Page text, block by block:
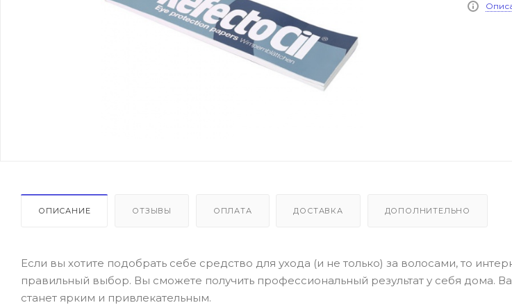
ОПИСАНИЕ ОТЗЫВЫ ОПЛАТА ДОСТАВКА ДОПОЛНИТЕЛЬНО
Если вы хотите подобрать себе средство для ухода (и не только) за волосами, то
правильный выбор. Вы сможете получить профессиональный результат у себя дома.
станет ярким и привлекательным.